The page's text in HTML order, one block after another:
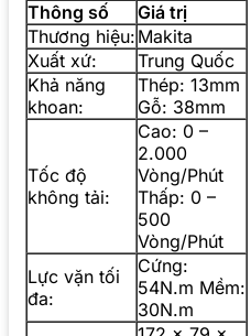
Thông số
Giá trị
Thương hiệu: Makita
Xuất xứ:
Trung Quốc
Khả năng
khoan:
Thép: 13mm
Gỗ: 38mm
Tốc độ
không tải:
Cao: 0 –
2.000
Vòng/Phút
Thấp: 0 –
500
Vòng/Phút
Lực vặn tối
đa:
Cứng:
54N.m Mềm:
30N.m